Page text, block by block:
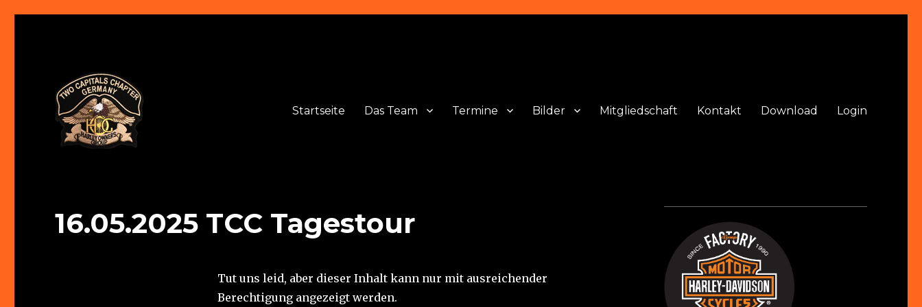
Startseite Das Team Termine Bilder Mitgliedschaft Kontakt Download Login
16.05.2025 TCC Tagestour
Tut uns leid, aber dieser Inhalt kann nur mit ausreichender
Berechtigung angezeigt werden.